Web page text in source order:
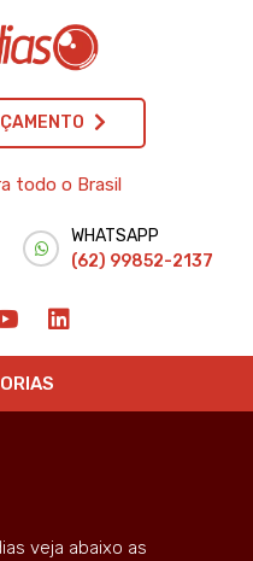
todo o Brasil
WHATSAPP
(62) 99852-2137
veja abaixo as